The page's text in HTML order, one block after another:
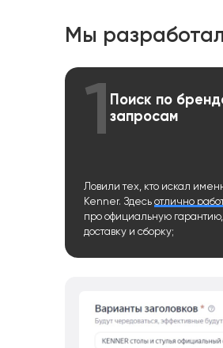
Мы
1 Поиск по
запросам
Ловили тех, кто искал
Kenner. Здесь отлично
про официальную гарантию,
доставку и сборку;